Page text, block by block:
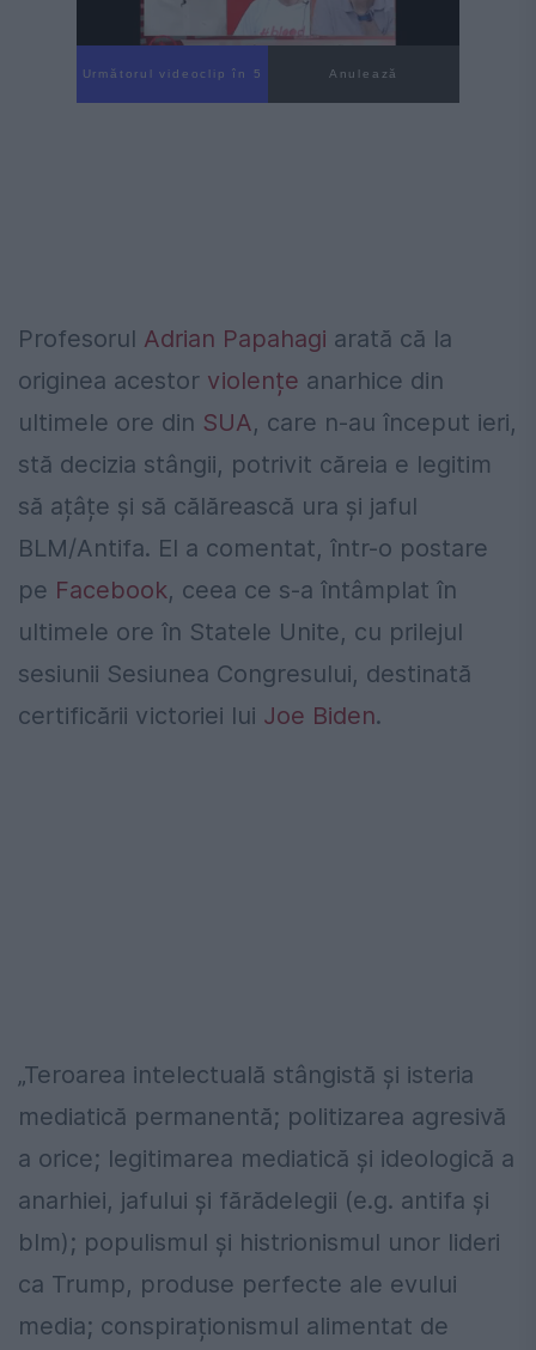
Următorul videoclip în 4 Anulează
Profesorul Adrian Papahagi arată că la
originea acestor violențe anarhice din
ultimele ore din SUA, care n-au început ieri,
stă decizia stângii, potrivit căreia e legitim
să ațâțe și să călărească ura și jaful
BLM/Antifa. El a comentat, într-o postare
pe Facebook, ceea ce s-a întâmplat în
ultimele ore în Statele Unite, cu prilejul
sesiunii Sesiunea Congresului, destinată
certificării victoriei lui Joe Biden.
„Teroarea intelectuală stângistă și isteria
mediatică permanentă; politizarea agresivă
a orice; legitimarea mediatică și ideologică a
anarhiei, jafului și fărădelegii (e.g. antifa și
blm); populismul și histrionismul unor lideri
ca Trump, produse perfecte ale evului
media; conspiraționismul alimentat de